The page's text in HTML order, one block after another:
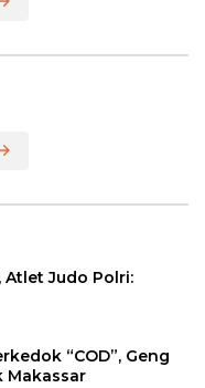
Atlet Judo Polri:
“COD”, Geng
Makassar